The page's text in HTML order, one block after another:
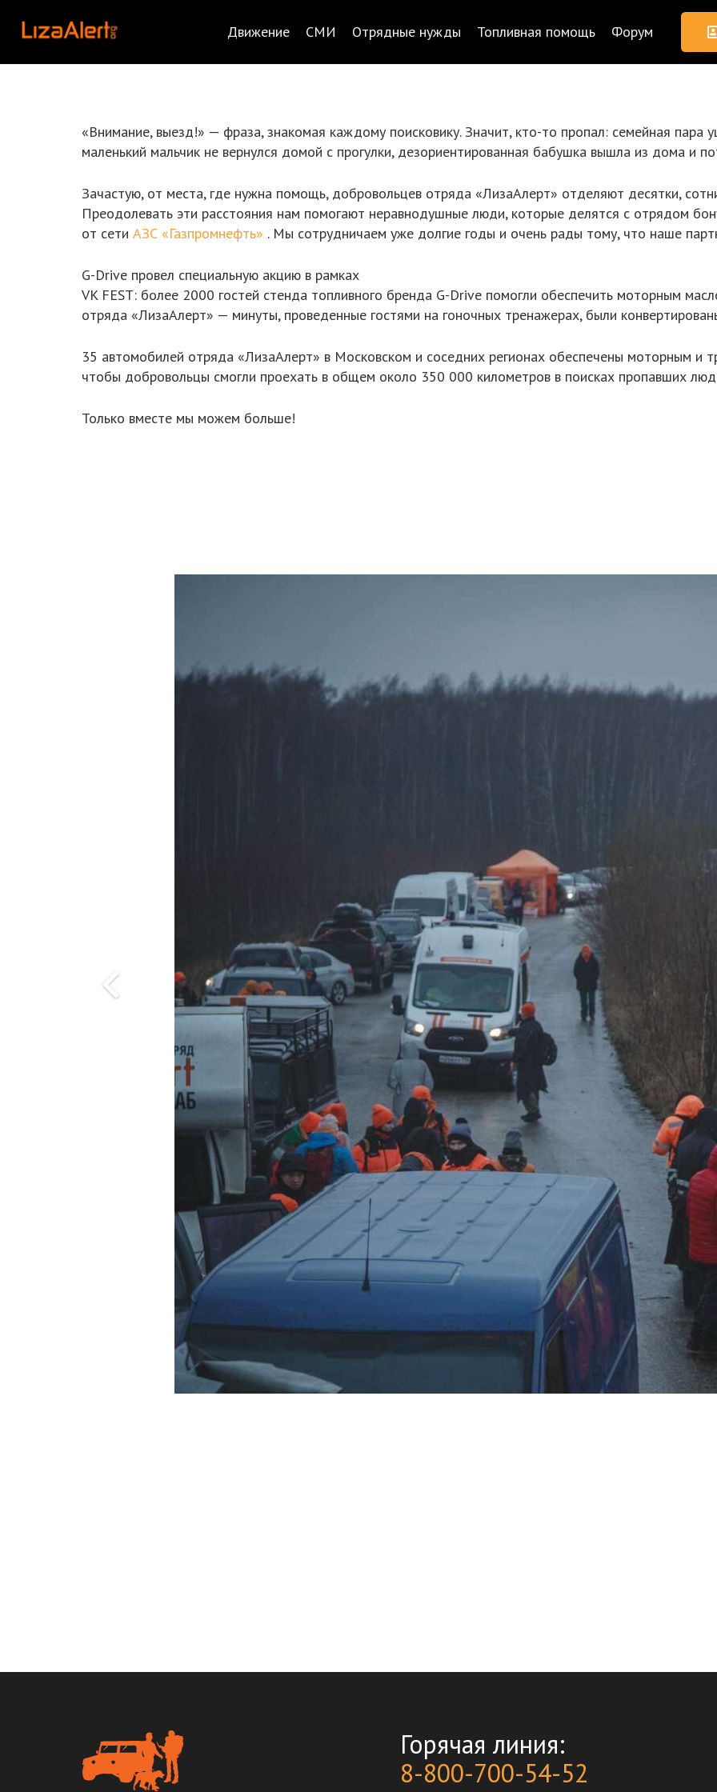
Движение СМИ Отрядные нужды Топливная помощь Форум
«Внимание, выезд!» — фраза, знакомая каждому поисковику. Значит, кто-то пропал: семейная пара
маленький мальчик не вернулся домой с прогулки, дезориентированная бабушка вышла из дома и
Зачастую, от места, где нужна помощь, добровольцев отряда «ЛизаАлерт» отделяют десятки,
Преодолевать эти расстояния нам помогают неравнодушные люди, которые делятся с отрядом
от сети АЗС «Газпромнефть» . Мы сотрудничаем уже долгие годы и очень рады тому, что наше
G-Drive провел специальную акцию в рамках
VK FEST: более 2000 гостей стенда топливного бренда G-Drive помогли обеспечить моторным
отряда «ЛизаАлерт» — минуты, проведенные гостями на гоночных тренажерах, были
35 автомобилей отряда «ЛизаАлерт» в Московском и соседних регионах обеспечены моторным и
чтобы добровольцы смогли проехать в общем около 350 000 километров в поисках пропавших
Только вместе мы можем больше!
Горячая линия:
8-800-700-54-52